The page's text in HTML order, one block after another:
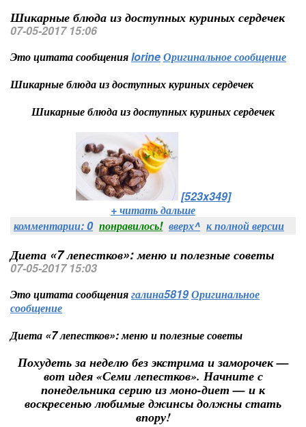
Шикарные блюда из доступных куриных сердечек
07-05-2017 15:06
Это цитата сообщенияlorineОригинальное сообщение
Шикарные блюда из доступных куриных сердечек
Шикарные блюда из доступных куриных сердечек
[523x349]
+ читать дальше
комментарии: 0 понравилось! вверх^ к полной версии
Диета «7 лепестков»: меню и полезные советы
07-05-2017 15:03
Это цитата сообщениягалина5819Оригинальное
сообщение
Диета «7 лепестков»: меню и полезные советы
Похудеть за неделю без экстрима и заморочек —
вот идея «Семи лепестков». Начните с
понедельника серию из моно-диет — и к
воскресенью любимые джинсы должны стать
впору!